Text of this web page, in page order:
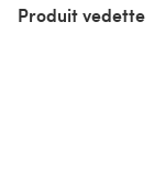
Produit vedette